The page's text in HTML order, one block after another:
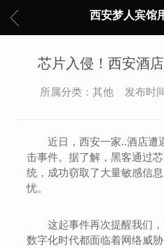
西安梦人宾馆
芯片入侵！西安酒
所属分类：其他 发布时
近日，西安一家..酒店遭
击事件。据了解，黑客通过
统，成功窃取了大量敏感信
忧。
这起事件再次提醒我们
数字化时代都面临着网络威